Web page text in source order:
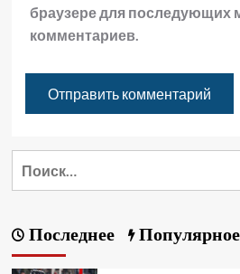
браузере для последующих
комментариев.
Последнее Популярное